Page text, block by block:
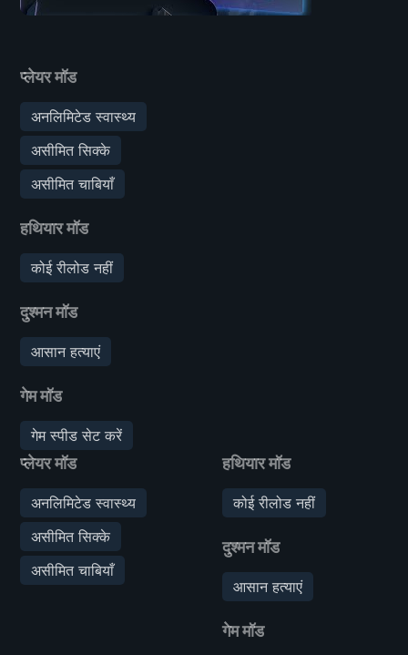
प्लेयर मॉड
अनलिमिटेड स्वास्थ्य
असीमित सिक्के
असीमित चाबियाँ
हथियार मॉड
कोई रीलोड नहीं
दुश्मन मॉड
आसान हत्याएं
गेम मॉड
गेम स्पीड सेट करें
प्लेयर मॉड
अनलिमिटेड स्वास्थ्य
असीमित सिक्के
असीमित चाबियाँ
हथियार मॉड
कोई रीलोड नहीं
दुश्मन मॉड
आसान हत्याएं
गेम मॉड